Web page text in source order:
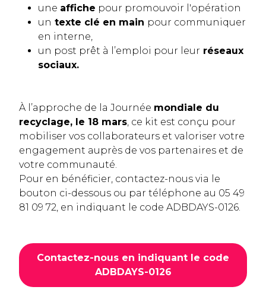
une affiche pour promouvoir l'opération
un texte clé en main pour communiquer
en interne,
un post prêt à l’emploi pour leur réseaux
sociaux.
À l’approche de la Journée mondiale du
recyclage, le 18 mars , ce kit est conçu pour
mobiliser vos collaborateurs et valoriser votre
engagement auprès de vos partenaires et de
votre communauté.
Pour en bénéficier, contactez-nous via le
bouton ci-dessous ou par téléphone au 05 49
81 09 72, en indiquant le code ADBDAYS-0126.
Contactez-nous en indiquant le code
ADBDAYS-0126